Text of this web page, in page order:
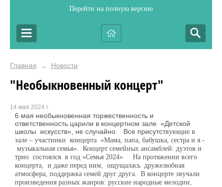
Перейти на полную версию
Главная → Новости
"Необыкновенный концерт"
14 мая 2024 г.
6 мая необыкновенная торжественность и
ответственность царили в концертном зале «Детской
школы искусств», не случайно. Все присутствующие в
зале – участники концерта «Мама, папа, бабушка, сестра и я -
музыкальная семья». Концерт семейных ансамблей: дуэтов и
трио состоялся в год «Семья 2024» На протяжении всего
концерта, и даже перед ним, ощущалась дружелюбная
атмосфера, поддержка семей друг друга. В концерте звучали
произведения разных жанров: русские народные мелодии,